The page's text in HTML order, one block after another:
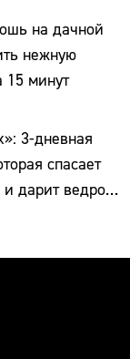
на дачной
нежную
15 минут
3-дневная
спасает
дарит ведро